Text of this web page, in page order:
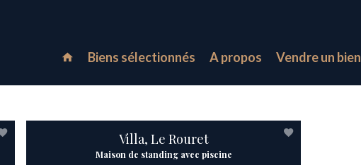
Biens sélectionnés A propos Vendre un bien
Villa, Le Rouret
Maison de standing avec piscine